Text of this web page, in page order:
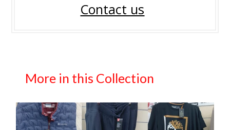
Contact us
More in this Collection